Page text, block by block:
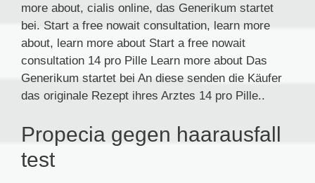
more about, cialis online, das Generikum startet
bei. Start a free nowait consultation, learn more
about, learn more about Start a free nowait
consultation 14 pro Pille Learn more about Das
Generikum startet bei An diese senden die Käufer
das originale Rezept ihres Arztes 14 pro Pille..
Propecia gegen haarausfall
test